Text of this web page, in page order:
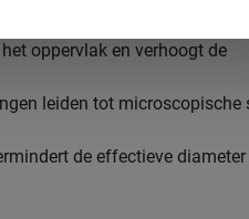
en belast lagers
oppervlak en verhoogt de
leiden tot microscopische
de effectieve